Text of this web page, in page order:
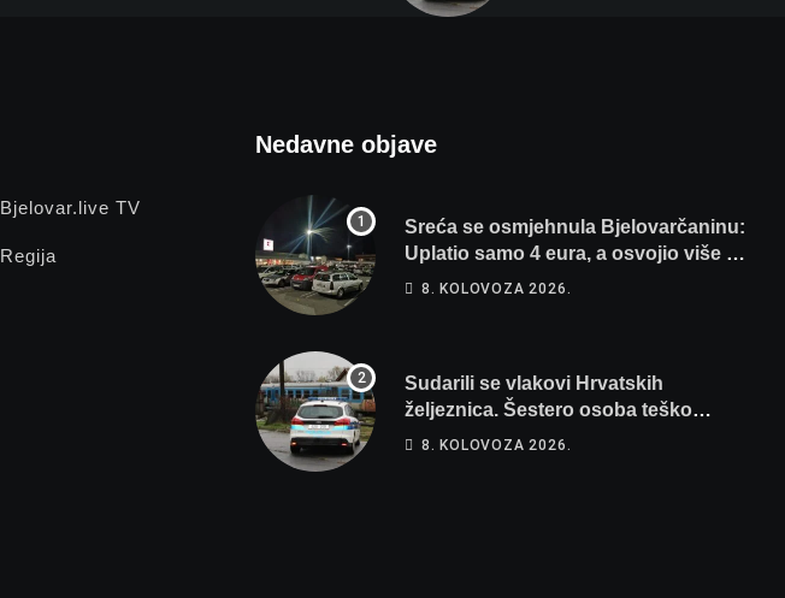
Bjelovar.live TV
Regija
Nedavne objave
Sreća se osmjehnula Bjelovarčaninu:
Uplatio samo 4 eura, a osvojio više od
80 tisuća eura
8. KOLOVOZA 2026.
Sudarili se vlakovi Hrvatskih
željeznica. Šestero osoba teško
ozlijeđeno, mlađa žena na intenzivnoj
8. KOLOVOZA 2026.